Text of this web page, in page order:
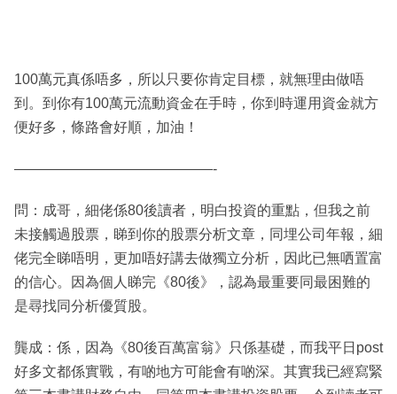
100萬元真係唔多，所以只要你肯定目標，就無理由做唔
到。到你有100萬元流動資金在手時，你到時運用資金就方
便好多，條路會好順，加油！
——————————————-
問：成哥，細佬係80後讀者，明白投資的重點，但我之前
未接觸過股票，睇到你的股票分析文章，同埋公司年報，細
佬完全睇唔明，更加唔好講去做獨立分析，因此已無哂置富
的信心。因為個人睇完《80後》，認為最重要同最困難的
是尋找同分析優質股。
龔成：係，因為《80後百萬富翁》只係基礎，而我平日post
好多文都係實戰，有啲地方可能會有啲深。其實我已經寫緊